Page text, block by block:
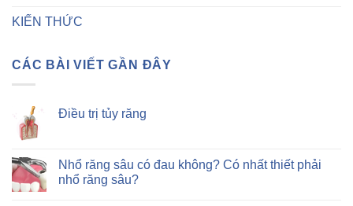
KIẾN THỨC
CÁC BÀI VIẾT GẦN ĐÂY
Điều trị tủy răng
Nhổ răng sâu có đau không? Có nhất thiết phải
nhổ răng sâu?